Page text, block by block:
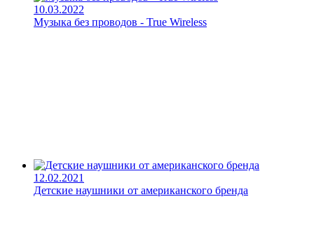
10.03.2022
Музыка без проводов - True Wireless
12.02.2021
Детские наушники от американского бренда